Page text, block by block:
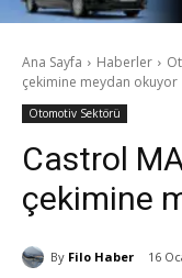
Ana Sayfa Haberler
çekimine meydan okuyor
Otomotiv Sektörü
Castrol
çekimine
By Filo Haber 16